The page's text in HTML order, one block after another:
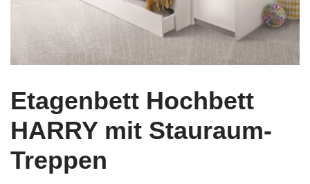
Etagenbett Hochbett
HARRY mit Stauraum-
Treppen